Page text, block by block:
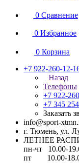
0 Сравнение
0 Избранное
0 Корзина
+7 922-260-12-
Назад
Телефоны
+7 922-
+7 345
Заказать
info@sport-
г. Тюмень, ул.
ЛЕТНЕЕ
пн-чт 10.00-
пт 10.00-